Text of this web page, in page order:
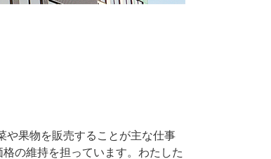
や果物を販売することが主な仕事
の維持を担っています。わたした